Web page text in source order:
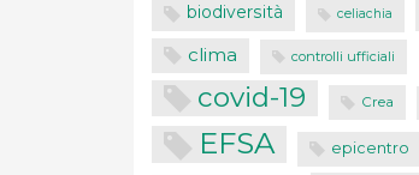
biodiversità celiachia
clima controlli ufficiali
covid-19 Crea
EFSA epicentro